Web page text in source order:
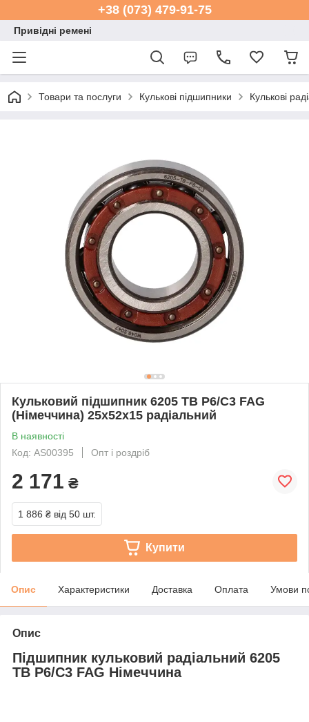
+38 (073) 479-91-75
Привідні ремені
Товари та послуги Кулькові підшипники Кулькові
Кульковий підшипник 6205 TB P6/C3 FAG
(Німеччина) 25x52x15 радіальний
В наявності
Код: AS00395
Опт і роздріб
2 171 ₴
1 886 ₴ від 50 шт.
Купити
Опис Характеристики Доставка Оплата Умови
Опис
Підшипник кульковий радіальний 6205
TB P6/C3 FAG Німеччина